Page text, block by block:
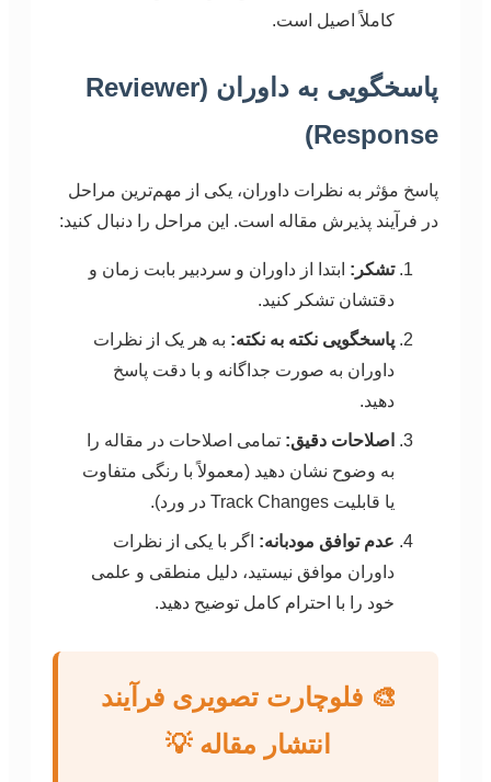
کاملاً اصیل است.
پاسخگویی به داوران (Reviewer
Response)
پاسخ مؤثر به نظرات داوران، یکی از مهم‌ترین مراحل
در فرآیند پذیرش مقاله است. این مراحل را دنبال کنید:
تشکر: ابتدا از داوران و سردبیر بابت زمان و
دقتشان تشکر کنید.
پاسخگویی نکته به نکته: به هر یک از نظرات
داوران به صورت جداگانه و با دقت پاسخ
دهید.
اصلاحات دقیق: تمامی اصلاحات در مقاله را
به وضوح نشان دهید (معمولاً با رنگی متفاوت
یا قابلیت Track Changes در ورد).
عدم توافق مودبانه: اگر با یکی از نظرات
داوران موافق نیستید، دلیل منطقی و علمی
خود را با احترام کامل توضیح دهید.
🎨 فلوچارت تصویری فرآیند
انتشار مقاله 💡